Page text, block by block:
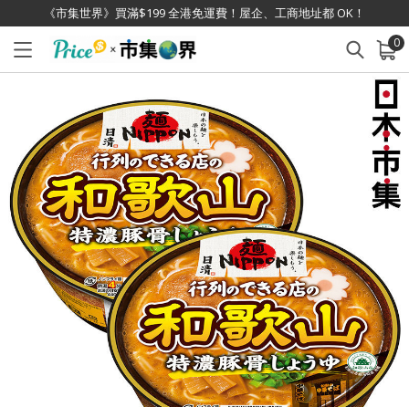
《市集世界》買滿$199 全港免運費！屋企、工商地址都 OK！
0
已加入購物車 查看